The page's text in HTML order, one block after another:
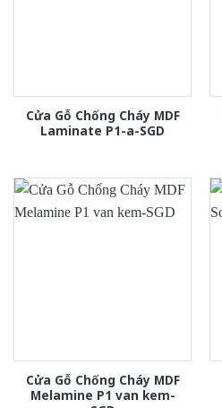
Cửa Gỗ Chống Cháy MDF
Laminate P1-a-SGD
Cửa Gỗ Chống Cháy MDF
Melamine P1 van kem-